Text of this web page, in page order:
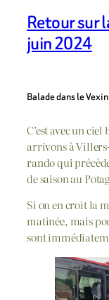
Retour sur
juin 2024
Balade dans le
C’est avec un
arrivons à
rando qui
de saison au
Si on en croit la
matinée, mais
sont